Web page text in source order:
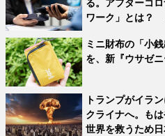
る。アフターコ
ワーク」とは？
ミニ財布の「小
を、新『ウサゼ
トランプがイラ
クライナへ。も
世界を救うため